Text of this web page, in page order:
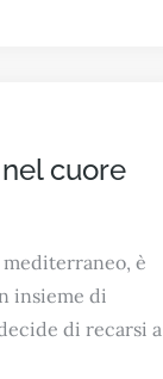
cuore
è
insieme di
di recarsi a